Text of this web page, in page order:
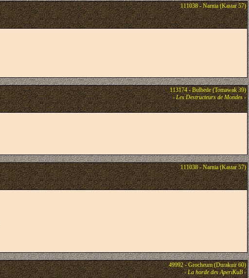
111038 - Narnia (Kastar 57)
113174 - Bulbede (Tomawak 39)
-Les Destructeurs de Mondes-
111038 - Narnia (Kastar 57)
49992 - Grocheum (Durakuir 60)
-La horde des AperiKuB-